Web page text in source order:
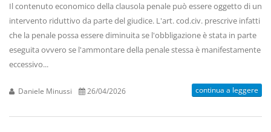
Il contenuto economico della clausola penale può essere oggetto di un
intervento riduttivo da parte del giudice. L'art. cod.civ. prescrive infatti
che la penale possa essere diminuita se l'obbligazione è stata in parte
eseguita ovvero se l'ammontare della penale stessa è manifestamente
eccessivo...
Daniele Minussi 26/04/2026 continua a leggere